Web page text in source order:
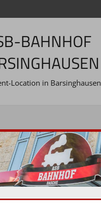
BAHNHOF
Location in Barsinghausen